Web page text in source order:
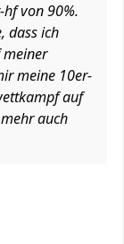
von 90%.
dass ich
meine 10er-
auf
auch